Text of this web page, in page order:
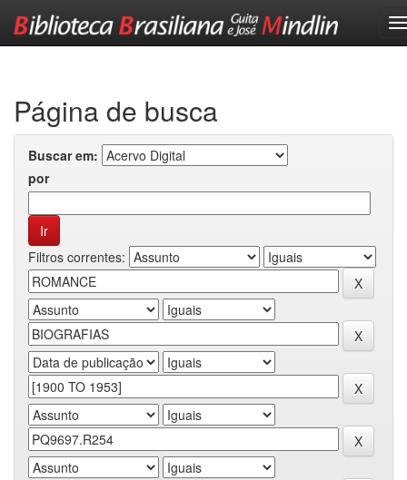
Página de busca
Buscar em:
por
Filtros correntes: